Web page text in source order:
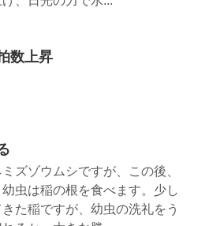
数上昇
ズゾウムシですが、この後、
虫は稲の根を食べます。少し
た稲ですが、幼虫の洗礼をう